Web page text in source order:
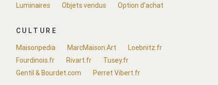
Luminaires
Objets vendus Option d'achat
CULTURE
Maisonpedia
MarcMaison.Art
Loebnitz.fr
Fourdinois.fr
Rivart.fr
Tusey.fr
Gentil & Bourdet.com
Perret Vibert.fr